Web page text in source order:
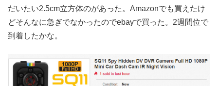
だいたい2.5cm立方体のがあった。Amazonでも買えたけ
どそんなに急ぎでなかったのでebayで買った。2週間位で
到着したかな。